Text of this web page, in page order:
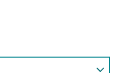
neu laden